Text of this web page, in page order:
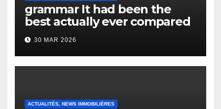
grammar It had been the
best actually ever compared
to it’s the top actually?
English Vocabulary Learners
Heap Change
30 MAR 2026
ACTUALITÉS, NEWS IMMOBILIÈRES